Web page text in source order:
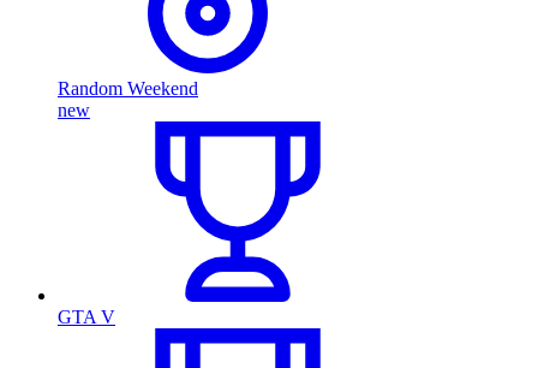
Random Weekend
new
GTA V